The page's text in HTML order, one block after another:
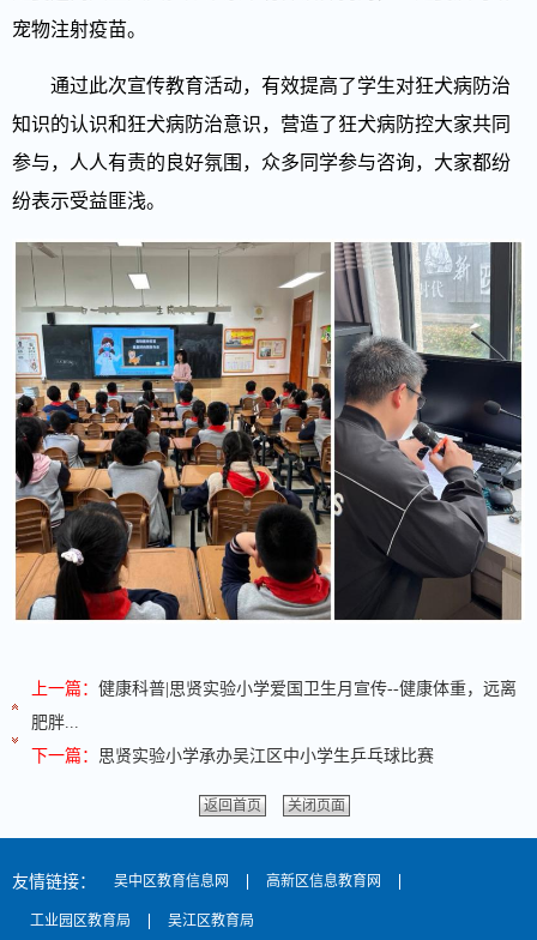
宠物注射疫苗。
通过此次宣传教育活动，有效提高了学生对狂犬病防治
知识的认识和狂犬病防治意识，营造了狂犬病防控大家共同
参与，人人有责的良好氛围，众多同学参与咨询，大家都纷
纷表示受益匪浅。
上一篇： 健康科普|思贤实验小学爱国卫生月宣传--健康体重，远离
肥胖...
下一篇： 思贤实验小学承办吴江区中小学生乒乓球比赛
返回首页 关闭页面
友情链接： 吴中区教育信息网 高新区信息教育网
工业园区教育局 吴江区教育局